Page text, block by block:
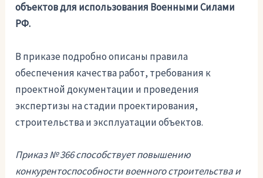
объектов для использования Военными Силами
РФ.
В приказе подробно описаны правила
обеспечения качества работ, требования к
проектной документации и проведения
экспертизы на стадии проектирования,
строительства и эксплуатации объектов.
Приказ № 366 способствует повышению
конкурентоспособности военного строительства и